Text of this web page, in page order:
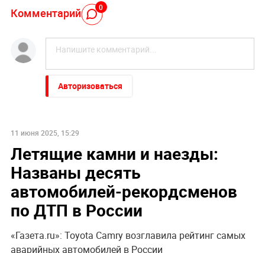
Комментарий 0
Авторизоваться
11 июня 2025, 15:29
Летящие камни и наезды:
Названы десять
автомобилей-рекордсменов
по ДТП в России
«Газета.ru»: Toyota Camry возглавила рейтинг самых
аварийных автомобилей в России